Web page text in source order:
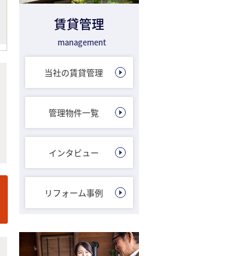
賃貸管理
management
当社の賃貸管理
管理物件一覧
インタビュー
リフォーム事例